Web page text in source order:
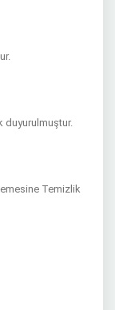
duyurulmuştur.
Temizlik